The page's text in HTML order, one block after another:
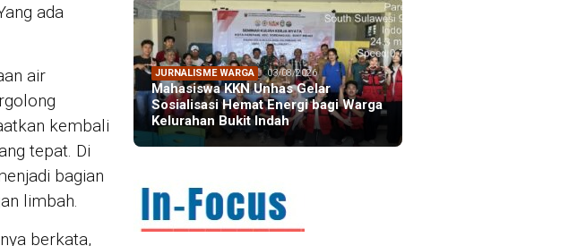
ada
air
kembali
tepat. Di
bagian
limbah.
berkata,
JURNALISME WARGA 03/08/2026
Mahasiswa KKN Unhas Gelar
Sosialisasi Hemat Energi bagi Warga
Kelurahan Bukit Indah
IN FOCUS 21/07/2026
Direktur AIC, Boyd Whalan:
Kemitraan Indonesia-Australia